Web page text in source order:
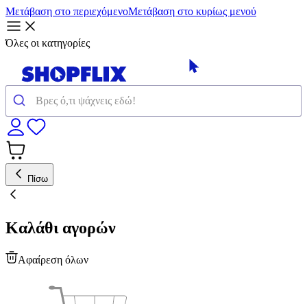
Μετάβαση στο περιεχόμενοΜετάβαση στο κυρίως μενού
Όλες οι κατηγορίες
Πίσω
Καλάθι αγορών
Αφαίρεση όλων